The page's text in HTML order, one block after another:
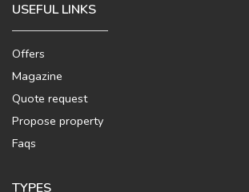
USEFUL LINKS
Offers
Magazine
Quote request
Propose property
Faqs
TYPES